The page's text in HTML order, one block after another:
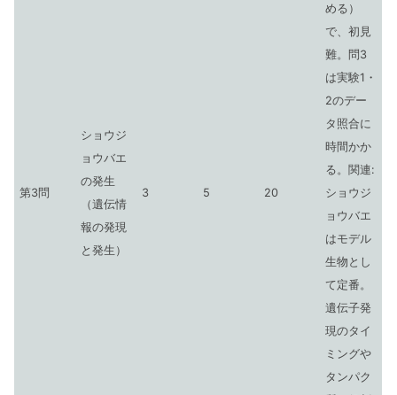
第3問
ショウジ
ョウバエ
の発生
（遺伝情
報の発現
と発生）
3 5 20
める）
で、初見
難。問3
は実験1・
2のデー
タ照合に
時間かか
る。関連:
ショウジ
ョウバエ
はモデル
生物とし
て定番。
遺伝子発
現のタイ
ミングや
タンパク